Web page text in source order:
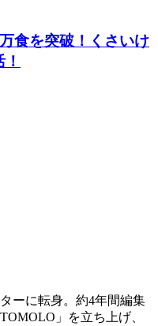
食を突破！くさいけ
ーに転身。約4年間編集
」を立ち上げ、